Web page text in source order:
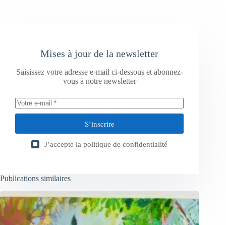
Mises à jour de la newsletter
Saisissez votre adresse e-mail ci-dessous et abonnez-
vous à notre newsletter
S’inscrire
J’accepte la politique de confidentialité
Publications similaires